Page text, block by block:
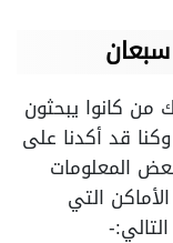
من كانوا يبحثون
قد أكدنا على
المعلومات
التي